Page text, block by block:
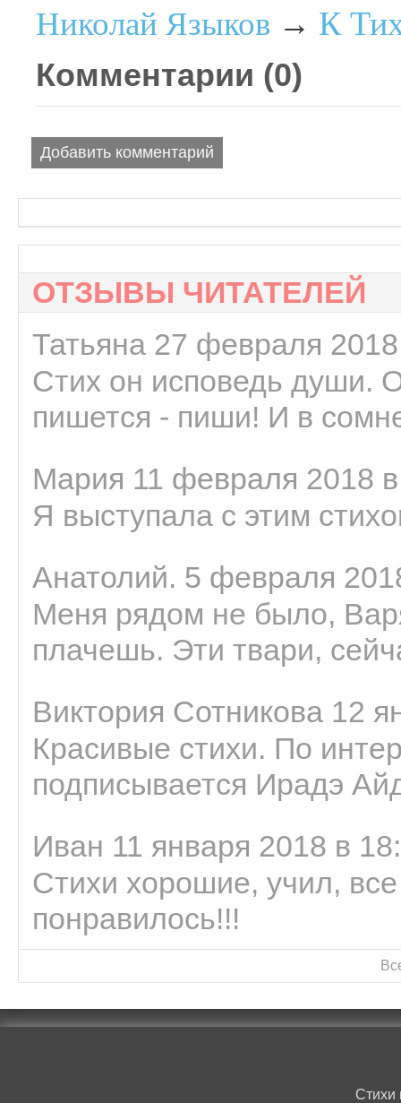
Николай Языков → К
Комментарии (0)
Добавить комментарий
ОТЗЫВЫ ЧИТАТЕЛЕЙ
Татьяна 27 февраля
Стих он исповедь души.
пишется - пиши! И в
Мария 11 февраля 2018
Я выступала с этим
Анатолий. 5 февраля
Меня рядом не было,
плачешь. Эти твари,
Виктория Сотникова 12
Красивые стихи. По
подписывается Ирадэ
Иван 11 января 2018 в
Стихи хорошие, учил,
понравилось!!!
Стихи